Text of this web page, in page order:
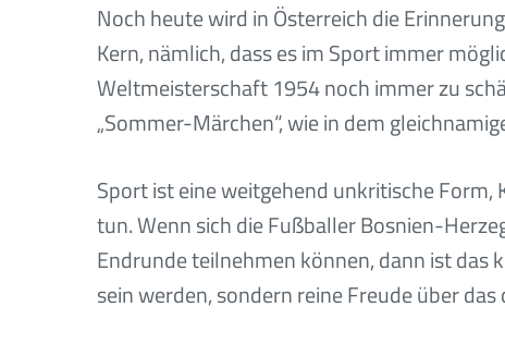
Noch heute wird in Österreich die
Kern, nämlich, dass es im Sport immer
Weltmeisterschaft 1954 noch immer zu
„Sommer-Märchen“, wie in dem
Sport ist eine weitgehend unkritische
tun. Wenn sich die Fußballer Bosnien-
Endrunde teilnehmen können, dann ist das
sein werden, sondern reine Freude über